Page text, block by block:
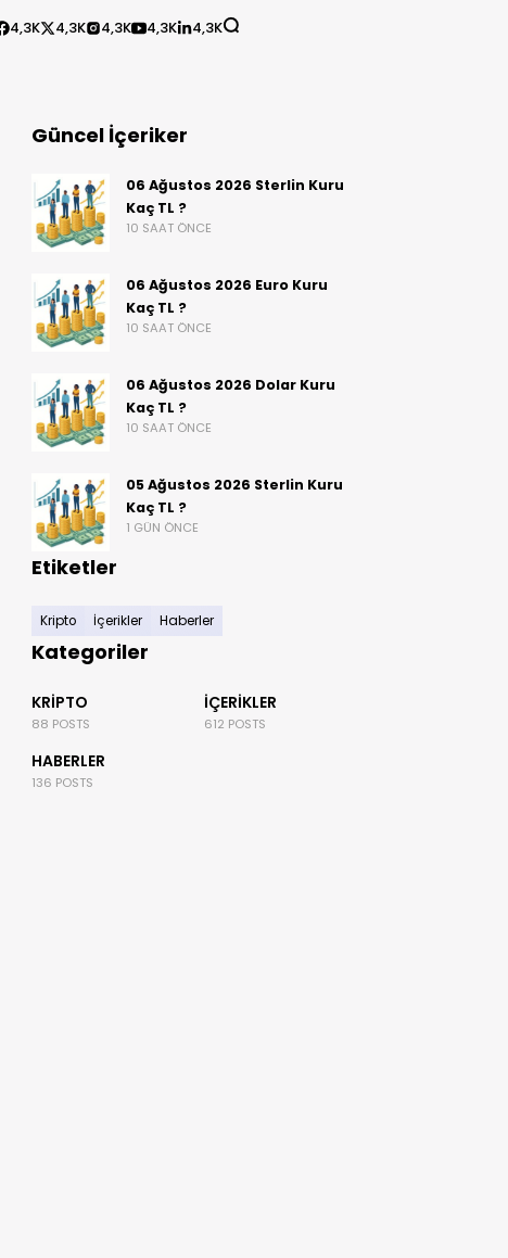
4,3K 4,3K 4,3K 4,3K 4,3K
Güncel İçeriker
06 Ağustos 2026 Sterlin Kuru
Kaç TL ?
10 SAAT ÖNCE
06 Ağustos 2026 Euro Kuru
Kaç TL ?
10 SAAT ÖNCE
06 Ağustos 2026 Dolar Kuru
Kaç TL ?
10 SAAT ÖNCE
05 Ağustos 2026 Sterlin Kuru
Kaç TL ?
1 GÜN ÖNCE
Etiketler
Kripto İçerikler Haberler
Kategoriler
KRIPTO
88 POSTS
İÇERIKLER
612 POSTS
HABERLER
136 POSTS